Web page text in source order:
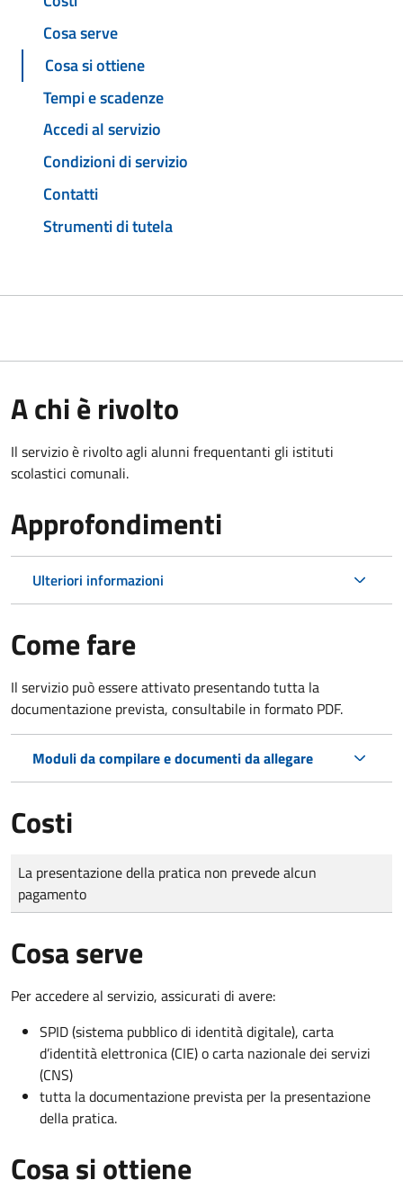
Cosa serve
Cosa si ottiene
Tempi e scadenze
Accedi al servizio
Condizioni di servizio
Contatti
Strumenti di tutela
A chi è rivolto
Il servizio è rivolto agli alunni frequentanti gli istituti
scolastici comunali.
Approfondimenti
Ulteriori informazioni
Come fare
Il servizio può essere attivato presentando tutta la
documentazione prevista, consultabile in formato PDF.
Moduli da compilare e documenti da allegare
Costi
Tipo di pagamento
Importo
La presentazione della pratica non prevede alcun
pagamento
Cosa serve
Per accedere al servizio, assicurati di avere:
SPID (sistema pubblico di identità digitale), carta
d’identità elettronica (CIE) o carta nazionale dei servizi
(CNS)
tutta la documentazione prevista per la presentazione
della pratica.
Cosa si ottiene